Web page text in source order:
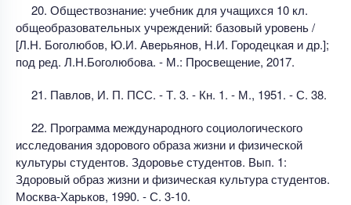
20. Обществознание: учебник для учащихся 10 кл.
общеобразовательных учреждений: базовый уровень /
[Л.Н. Боголюбов, Ю.И. Аверьянов, Н.И. Городецкая и др.];
под ред. Л.Н.Боголюбова. - М.: Просвещение, 2017.
21. Павлов, И. П. ПСС. - Т. 3. - Кн. 1. - М., 1951. - С. 38.
22. Программа международного социологического
исследования здорового образа жизни и физической
культуры студентов. Здоровье студентов. Вып. 1:
Здоровый образ жизни и физическая культура студентов.
Москва-Харьков, 1990. - С. 3-10.